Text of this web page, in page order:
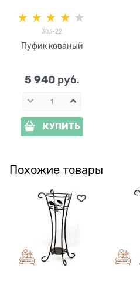
303-22
Пуфик кованый
5 940 руб.
КУПИТЬ
Похожие товары